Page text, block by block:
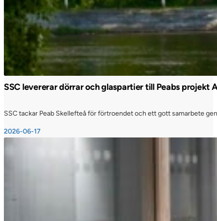
SSC levererar dörrar och glaspartier till Peabs projekt
SSC tackar Peab Skellefteå för förtroendet och ett gott samarbete
2026-06-17